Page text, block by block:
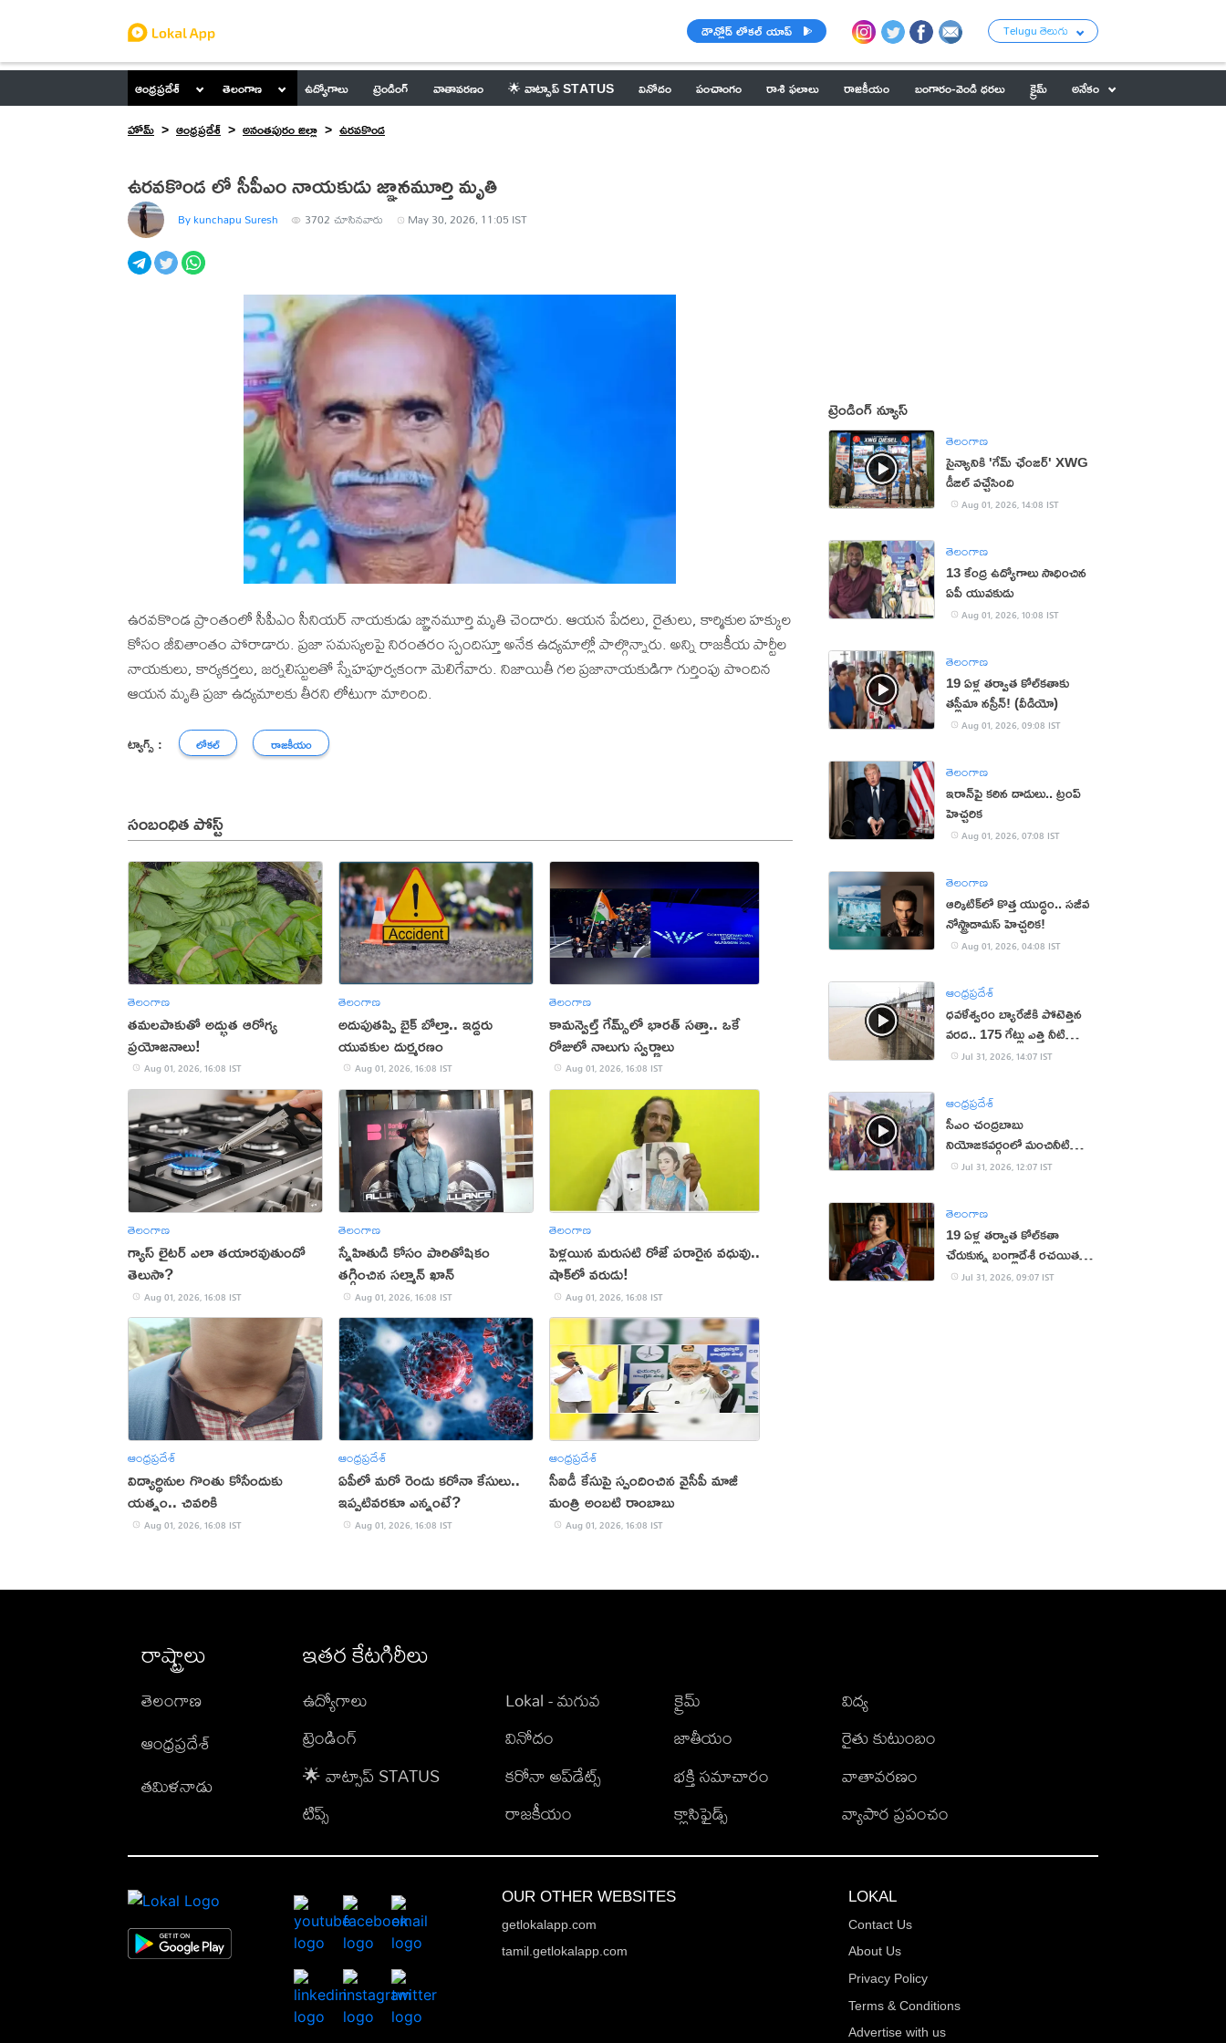
డౌన్లోడ్ లోకల్ యాప్ Telugu తెలుగు
ఆంధ్రప్రదేశ్ తెలంగాణ ఉద్యోగాలు ట్రెండింగ్ వాతావరణం 🌟 వాట్సాప్ STATUS వినోదం పంచాంగం రాశి ఫలాలు రాజకీయం బంగారం-వెండి ధరలు క్రైమ్
అనేకం
హోమ్
ఆంధ్రప్రదేశ్ అనంతపురం జిల్లా ఉరవకొండ
ఉరవకొండ లో సీపీఎం నాయకుడు జ్ఞానమూర్తి మృతి
By kunchapu Suresh 3702 చూసినవారు May 30, 2026, 11:05 IST
ఉరవకొండ ప్రాంతంలో సీపీఎం సీనియర్ నాయకుడు జ్ఞానమూర్తి మృతి చెందారు. ఆయన పేదలు, రైతులు, కార్మికుల హక్కుల
కోసం జీవితాంతం పోరాడారు. ప్రజా సమస్యలపై నిరంతరం స్పందిస్తూ అనేక ఉద్యమాల్లో పాల్గొన్నారు. అన్ని రాజకీయ పార్టీల
నాయకులు, కార్యకర్తలు, జర్నలిస్టులతో స్నేహపూర్వకంగా మెలిగేవారు. నిజాయితీ గల ప్రజానాయకుడిగా గుర్తింపు పొందిన
ఆయన మృతి ప్రజా ఉద్యమాలకు తీరని లోటుగా మారింది.
ట్యాగ్స్ : లోకల్ రాజకీయం
సంబంధిత పోస్ట్
తెలంగాణ
తమలపాకుతో అద్భుత ఆరోగ్య
ప్రయోజనాలు!
Aug 01, 2026, 16:08 IST
తెలంగాణ
అదుపుతప్పి బైక్ బోల్తా.. ఇద్దరు
యువకుల దుర్మరణం
Aug 01, 2026, 16:08 IST
తెలంగాణ
కామన్వెల్త్ గేమ్స్‌లో భారత్‌ సత్తా.. ఒకే
రోజులో నాలుగు స్వర్ణాలు
Aug 01, 2026, 16:08 IST
తెలంగాణ
గ్యాస్ లైటర్ ఎలా తయారవుతుందో
తెలుసా?
Aug 01, 2026, 16:08 IST
తెలంగాణ
స్నేహితుడి కోసం పారితోషికం
తగ్గించిన సల్మాన్ ఖాన్
Aug 01, 2026, 16:08 IST
తెలంగాణ
పెళ్లయిన మరుసటి రోజే పరారైన వధువు..
షాక్‌లో వరుడు!
Aug 01, 2026, 16:08 IST
ఆంధ్రప్రదేశ్
విద్యార్థినుల గొంతు కోసేందుకు
యత్నం.. చివరికి
Aug 01, 2026, 16:08 IST
ఆంధ్రప్రదేశ్
ఏపీలో మరో రెండు కరోనా కేసులు..
ఇప్పటివరకూ ఎన్నంటే?
Aug 01, 2026, 16:08 IST
ఆంధ్రప్రదేశ్
సీఐడీ కేసుపై స్పందించిన వైసీపీ మాజీ
మంత్రి అంబటి రాంబాబు
Aug 01, 2026, 16:08 IST
ట్రెండింగ్ న్యూస్
తెలంగాణ
సైన్యానికి 'గేమ్ ఛేంజర్' XWG
డీజిల్ వచ్చేసింది
Aug 01, 2026, 14:08 IST
తెలంగాణ
13 కేంద్ర ఉద్యోగాలు సాధించిన
ఏపీ యువకుడు
Aug 01, 2026, 10:08 IST
తెలంగాణ
19 ఏళ్ల తర్వాత కోల్‌కతాకు
తస్లీమా నస్రీన్! (వీడియో)
Aug 01, 2026, 09:08 IST
తెలంగాణ
ఇరాన్‌పై కఠిన దాడులు.. ట్రంప్
హెచ్చరిక
Aug 01, 2026, 07:08 IST
తెలంగాణ
ఆర్కిటిక్‌లో కొత్త యుద్ధం.. సజీవ
నోస్ట్రాడామస్ హెచ్చరిక!
Aug 01, 2026, 04:08 IST
ఆంధ్రప్రదేశ్
ధవళేశ్వరం బ్యారేజీకి పోటెత్తిన
వరద.. 175 గేట్లు ఎత్తి నీటి
విడుదల
Jul 31, 2026, 14:07 IST
ఆంధ్రప్రదేశ్
సీఎం చంద్రబాబు
నియోజకవర్గంలో మంచినీటి
కష్టాలు.. మహిళలు ఆందోళన
Jul 31, 2026, 12:07 IST
తెలంగాణ
19 ఏళ్ల త‌ర్వాత కోల్‌క‌తా
చేరుకున్న బంగ్లాదేశీ ర‌చ‌యిత
త‌స్లీమా న‌స్రీన్‌
Jul 31, 2026, 09:07 IST
రాష్ట్రాలు
తెలంగాణ
ఆంధ్రప్రదేశ్
తమిళనాడు
ఇతర కేటగిరీలు
ఉద్యోగాలు
ట్రెండింగ్
🌟 వాట్సాప్ STATUS
టిప్స్
Lokal - మగువ
వినోదం
కరోనా అప్‌డేట్స్
రాజకీయం
క్రైమ్
జాతీయం
భక్తి సమాచారం
క్లాసిఫైడ్స్
విద్య
రైతు కుటుంబం
వాతావరణం
వ్యాపార ప్రపంచం
OUR OTHER WEBSITES
getlokalapp.com
tamil.getlokalapp.com
LOKAL
Contact Us
About Us
Privacy Policy
Terms & Conditions
Advertise with us